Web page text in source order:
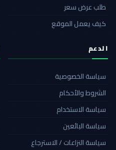
طلب عرض سعر
كيف يعمل الموقع
الدعم
سياسة الخصوصية
الشروط والأحكام
سياسة الاستخدام
سياسة البائعين
سياسة النزاعات / الاسترجاع